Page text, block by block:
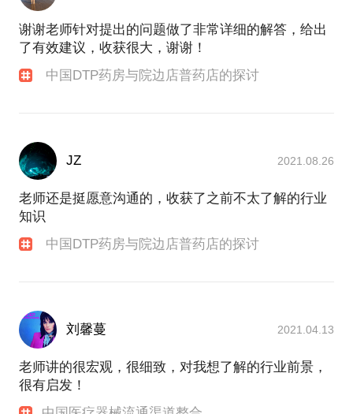
谢谢老师针对提出的问题做了非常详细的解答，给出
了有效建议，收获很大，谢谢！
中国DTP药房与院边店普药店的探讨
JZ 2021.08.26
老师还是挺愿意沟通的，收获了之前不太了解的行业
知识
中国DTP药房与院边店普药店的探讨
刘馨蔓 2021.04.13
老师讲的很宏观，很细致，对我想了解的行业前景，
很有启发！